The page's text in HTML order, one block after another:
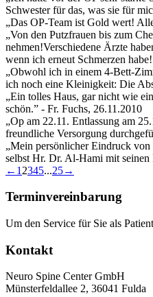
Schwester für das, was sie für
„Das OP-Team ist Gold wert!
„Von den Putzfrauen bis zum
nehmen!Verschiedene Ärzte
wenn ich erneut Schmerzen
„Obwohl ich in einem 4-Bett-
ich noch eine Kleinigkeit: Die
„Ein tolles Haus, gar nicht wie
schön.” - Fr. Fuchs, 26.11.2010
„Op am 22.11. Entlassung am
freundliche Versorgung
„Mein persönlicher Eindruck
selbst Hr. Dr. Al-Hami mit seinen
Guestbook
navigation
← 1 2345...25→
Terminvereinbarung
Um den Service für Sie als
Kontakt
Neuro Spine Center GmbH
Münsterfeldallee 2, 36041 Fulda